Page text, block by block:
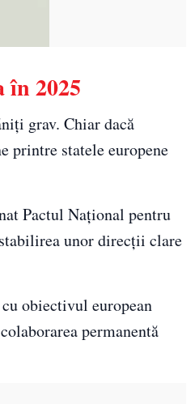
în 2025
grav. Chiar dacă
printre statele europene
Pactul Național pentru
unor direcții clare
obiectivul european
permanentă